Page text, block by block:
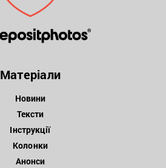
Матеріали
Новини
Тексти
Інструкції
Колонки
Анонси